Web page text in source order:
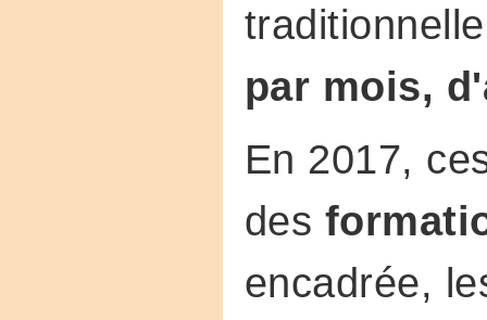
par mois,
En 2017,
des
encadrée,